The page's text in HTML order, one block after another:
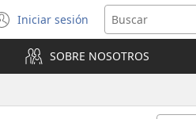
Iniciar sesión
(abre
una
nueva
ventana)
SOBRE NOSOTROS